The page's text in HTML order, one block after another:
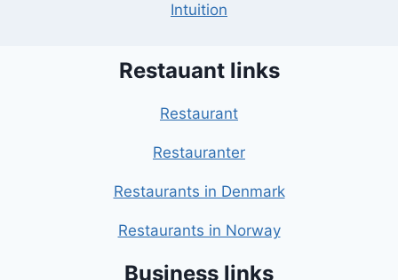
Intuition
Restauant links
Restaurant
Restauranter
Restaurants in Denmark
Restaurants in Norway
Business links